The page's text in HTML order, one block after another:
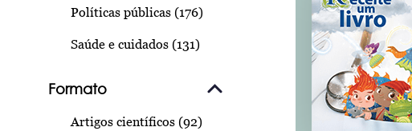
Políticas públicas (176)
Saúde e cuidados (131)
Formato
Artigos científicos (92)